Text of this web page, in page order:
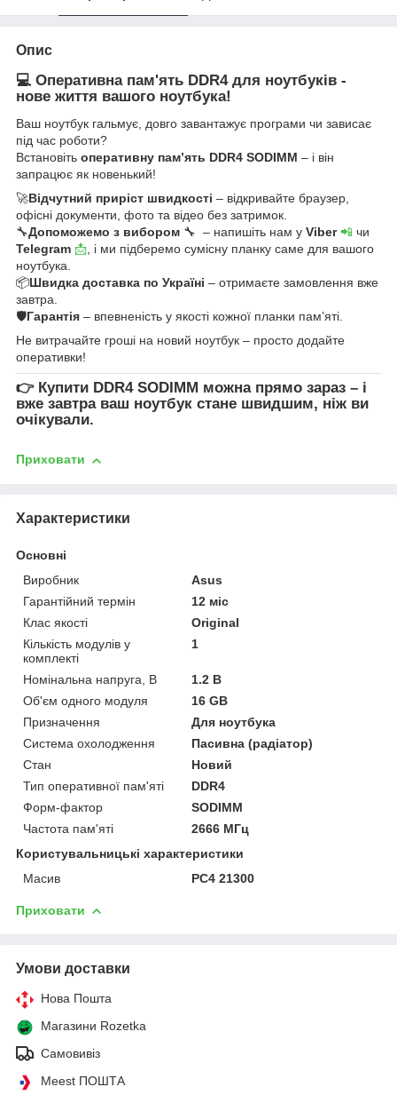
Опис
💻 Оперативна пам'ять DDR4 для ноутбуків -
нове життя вашого ноутбука!
Ваш ноутбук гальмує, довго завантажує програми чи зависає
під час роботи?
Встановіть оперативну пам’ять DDR4 SODIMM – і він
запрацює як новенький!
🚀Відчутний приріст швидкості – відкривайте браузер,
офісні документи, фото та відео без затримок.
🔧Допоможемо з вибором 🔧 – напишіть нам у Viber📲 чи
Telegram 📩 , і ми підберемо сумісну планку саме для вашого
ноутбука.
📦Швидка доставка по Україні – отримаєте замовлення вже
завтра.
🛡Гарантія – впевненість у якості кожної планки пам’яті.
Не витрачайте гроші на новий ноутбук – просто додайте
оперативки!
👉 Купити DDR4 SODIMM можна прямо зараз – і
вже завтра ваш ноутбук стане швидшим, ніж ви
очікували.
Приховати
Характеристики
Основні
Виробник
Asus
Гарантійний термін
12 міс
Клас якості
Original
Кількість модулів у
комплекті
1
Номінальна напруга, В
1.2 В
Об'єм одного модуля
16 GB
Призначення
Для ноутбука
Система охолодження
Пасивна (радіатор)
Стан
Новий
Тип оперативної пам'яті
DDR4
Форм-фактор
SODIMM
Частота пам'яті
2666 МГц
Користувальницькі характеристики
Масив
PC4 21300
Приховати
Умови доставки
Нова Пошта
Магазини Rozetka
Самовивіз
Meest ПОШТА